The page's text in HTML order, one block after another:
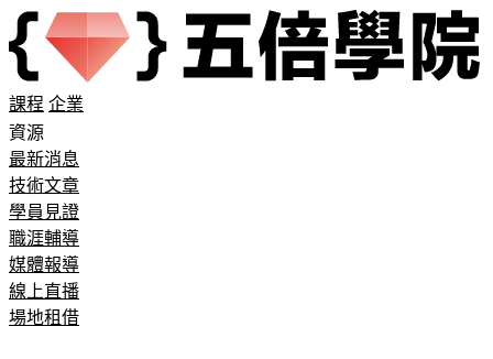
課程 企業
資源
最新消息
技術文章
學員見證
職涯輔導
媒體報導
線上直播
場地租借